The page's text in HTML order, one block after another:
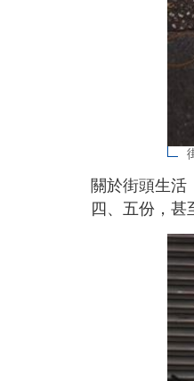
關於街頭生活
四、五份，甚